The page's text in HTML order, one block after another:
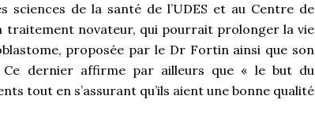
de la santé de l’UDES et au Centre de
traitement novateur, qui pourrait prolonger la vie
proposée par le Dr Fortin ainsi que son
dernier affirme par ailleurs que « le but du
tout en s’assurant qu’ils aient une bonne qualité